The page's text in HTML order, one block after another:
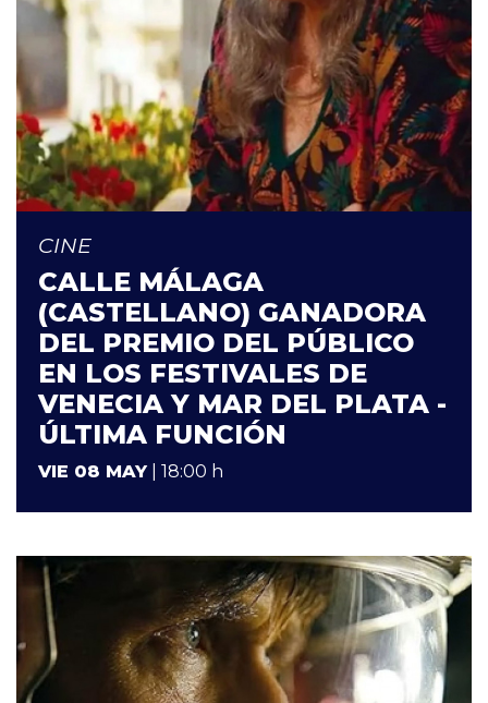
CINE
CALLE MÁLAGA
(CASTELLANO) GANADORA
DEL PREMIO DEL PÚBLICO
EN LOS FESTIVALES DE
VENECIA Y MAR DEL PLATA -
ÚLTIMA FUNCIÓN
VIE 08 MAY| 18:00 h